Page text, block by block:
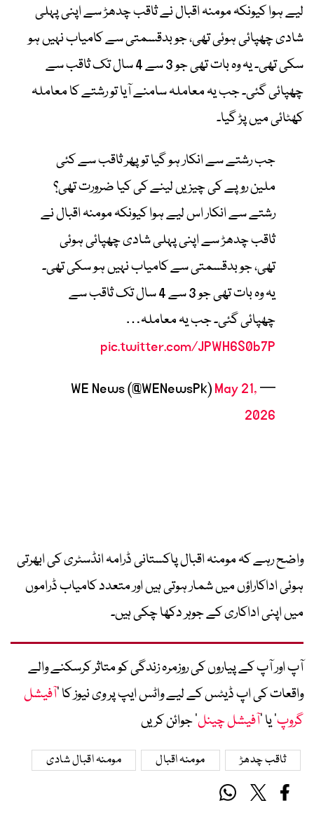
لیے ہوا کیونکہ مومنہ اقبال نے ثاقب چدھڑ سے اپنی پہلی
شادی چھپائی ہوئی تھی، جو بدقسمتی سے کامیاب نہیں ہو
سکی تھی۔ یہ وہ بات تھی جو 3 سے 4 سال تک ثاقب سے
چھپائی گئی۔ جب یہ معاملہ سامنے آیا تو رشتے کا معاملہ
کھٹائی میں پڑ گیا۔
جب رشتے سے انکار ہو گیا تو پھر ثاقب سے کئی
ملین روپے کی چیزیں لینے کی کیا ضرورت تھی؟
رشتے سے انکار اس لیے ہوا کیونکہ مومنہ اقبال نے
ثاقب چدھڑ سے اپنی پہلی شادی چھپائی ہوئی
تھی، جو بدقسمتی سے کامیاب نہیں ہو سکی تھی۔
یہ وہ بات تھی جو 3 سے 4 سال تک ثاقب سے
چھپائی گئی۔ جب یہ معاملہ…
pic.twitter.com/JPWH6S0b7P
— WE News (@WENewsPk)
May 21,
2026
واضح رہے کہ مومنہ اقبال پاکستانی ڈرامہ انڈسٹری کی ابھرتی
ہوئی اداکاراؤں میں شمار ہوتی ہیں اور متعدد کامیاب ڈراموں
میں اپنی اداکاری کے جوہر دکھا چکی ہیں۔
آپ اور آپ کے پیاروں کی روزمرہ زندگی کو متاثر کرسکنے والے
واقعات کی اپ ڈیٹس کے لیے واٹس ایپ پر وی نیوز کا ’آفیشل
گروپ‘ یا ’آفیشل چینل‘ جوائن کریں
ثاقب چدھڑ مومنہ اقبال مومنہ اقبال شادی